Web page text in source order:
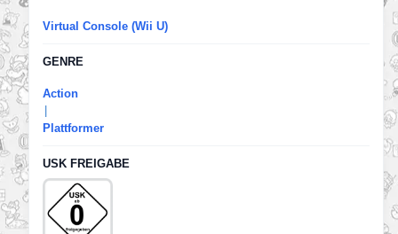
Virtual Console (Wii U)
GENRE
Action
Plattformer
USK FREIGABE